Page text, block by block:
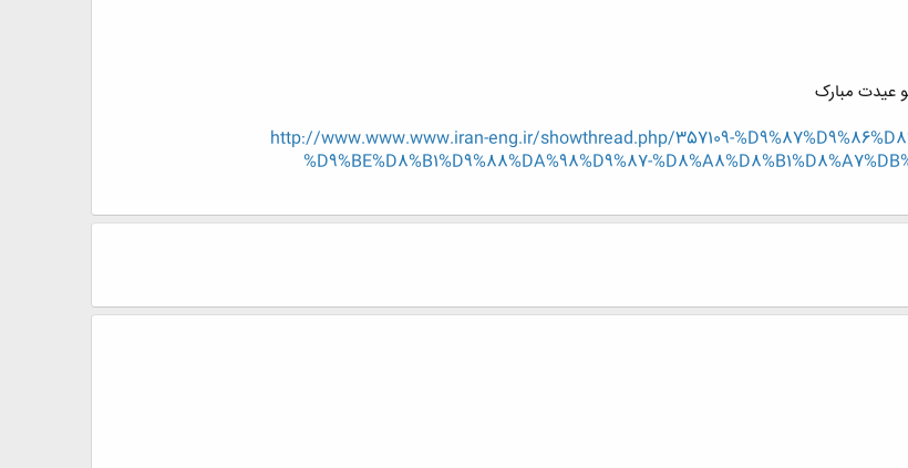
عیدت مبارک
http://www.www.www.iran-eng.ir/showthread.php/357109-
%D9%BE%D8%B1%D9%88%DA%98%D9%87-